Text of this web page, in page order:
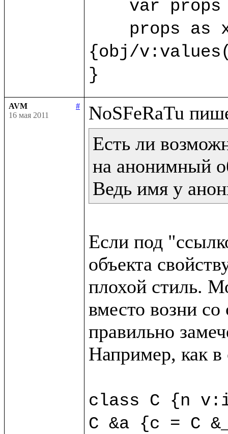
var props
props as
{obj/
}
AVM
#
16 мая 2011
Есть ли
на анонимный
Ведь имя у
Если под
объекта
плохой стиль.
вместо возни
правильно
Например, как
class C {n
C &a {c = C